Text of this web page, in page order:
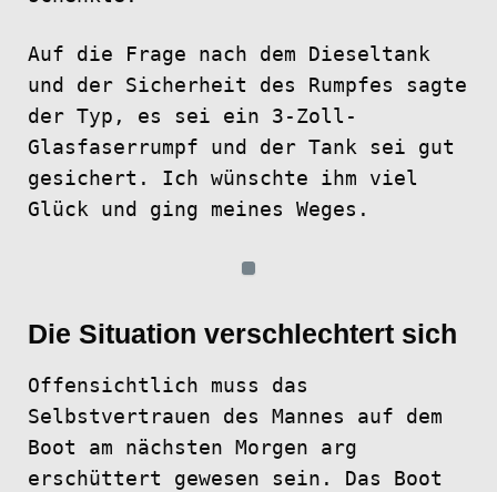
Auf die Frage nach dem Dieseltank
und der Sicherheit des Rumpfes sagte
der Typ, es sei ein 3-Zoll-
Glasfaserrumpf und der Tank sei gut
gesichert. Ich wünschte ihm viel
Glück und ging meines Weges.
Die Situation verschlechtert sich
Offensichtlich muss das
Selbstvertrauen des Mannes auf dem
Boot am nächsten Morgen arg
erschüttert gewesen sein. Das Boot